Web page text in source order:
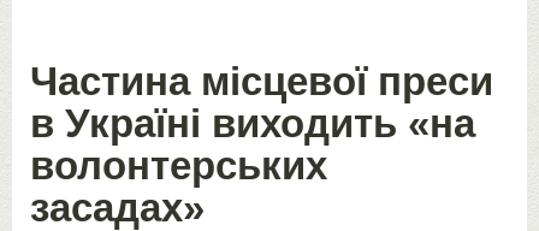
Частина місцевої преси
в Україні виходить «на
волонтерських
засадах»